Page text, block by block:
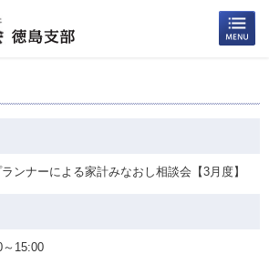
ンナーによる家計みなおし相談会【3月度】
15:00